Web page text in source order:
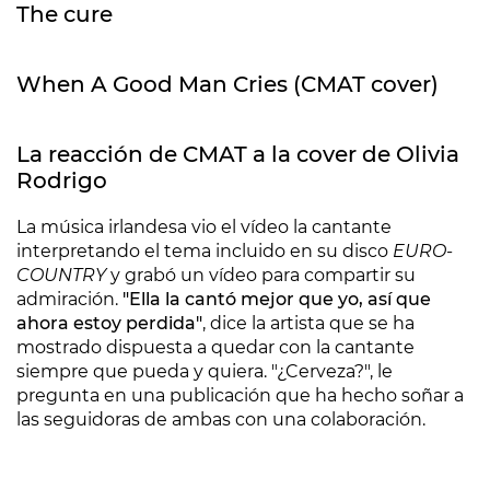
The cure
When A Good Man Cries (CMAT cover)
La reacción de CMAT a la cover de Olivia
Rodrigo
La música irlandesa vio el vídeo la cantante
interpretando el tema incluido en su disco EURO-
COUNTRYy grabó un vídeo para compartir su
admiración. "Ella la cantó mejor que yo, así que
ahora estoy perdida", dice la artista que se ha
mostrado dispuesta a quedar con la cantante
siempre que pueda y quiera. "¿Cerveza?", le
pregunta en una publicación que ha hecho soñar a
las seguidoras de ambas con una colaboración.